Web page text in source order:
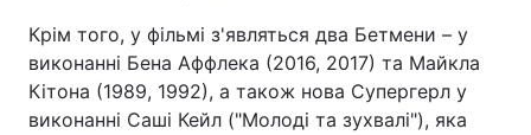
Крім того, у фільмі з'являться два Бетмени – у
виконанні Бена Аффлека (2016, 2017) та Майкла
Кітона (1989, 1992), а також нова Супергерл у
виконанні Саші Кейл ("Молоді та зухвалі"), яка